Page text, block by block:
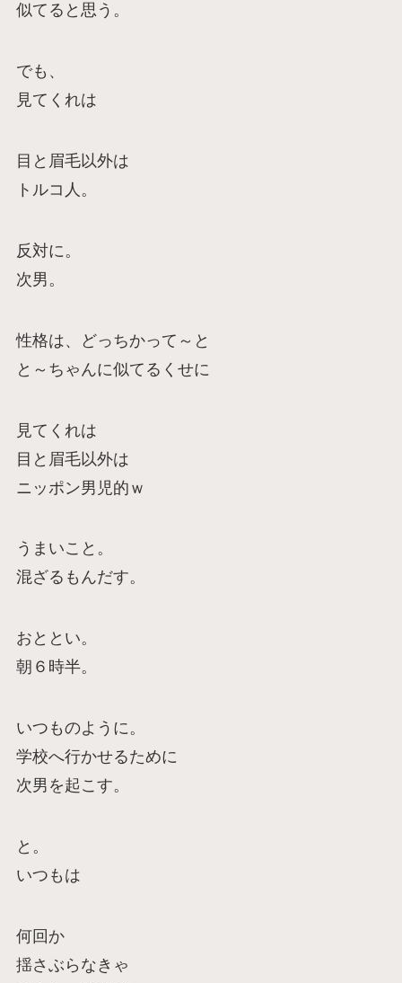
似てると思う。
でも、
見てくれは
目と眉毛以外は
トルコ人。
反対に。
次男。
性格は、どっちかって～と
と～ちゃんに似てるくせに
見てくれは
目と眉毛以外は
ニッポン男児的ｗ
うまいこと。
混ざるもんだす。
おととい。
朝６時半。
いつものように。
学校へ行かせるために
次男を起こす。
と。
いつもは
何回か
揺さぶらなきゃ